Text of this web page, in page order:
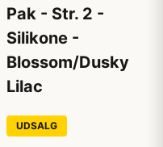
Pak - Str. 2 -
Silikone -
Blossom/Dusky
Lilac
UDSALG